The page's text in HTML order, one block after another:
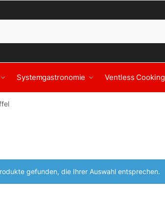
Systemgastronomie Ventless Cooking
gefunden, die Ihrer Auswahl entsprechen.